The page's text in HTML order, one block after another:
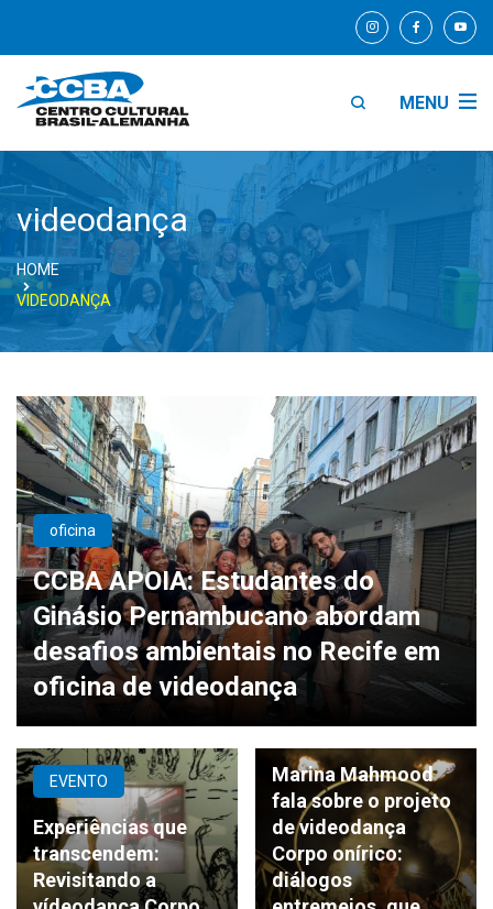
MENU
videodança
HOME
VIDEODANÇA
oficina
CCBA APOIA: Estudantes do
Ginásio Pernambucano abordam
desafios ambientais no Recife em
oficina de videodança
EVENTO
Experiências que
transcendem:
Revisitando a
Videodança
Marina Mahmood
fala sobre o projeto
de videodança
Corpo onírico:
diálogos